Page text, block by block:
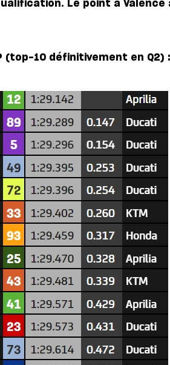
Le point à Valence
(top-10 définitivement en Q2) :